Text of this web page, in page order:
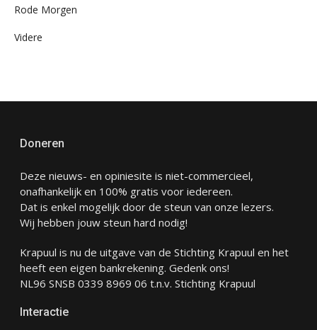
Rode Morgen
Videre
Doneren
Deze nieuws- en opiniesite is niet-commercieel,
onafhankelijk en 100% gratis voor iedereen.
Dat is enkel mogelijk door de steun van onze lezers.
Wij hebben jouw steun hard nodig!
Krapuul is nu de uitgave van de Stichting Krapuul en het
heeft een eigen bankrekening. Gedenk ons!
NL96 SNSB 0339 8969 06 t.n.v. Stichting Krapuul
Interactie